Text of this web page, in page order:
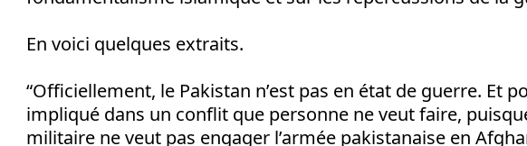
En voici quelques extraits.
“Officiellement, le Pakistan n’est pas en état de guerre. Et
impliqué dans un conflit que personne ne veut faire,
militaire ne veut pas engager l’armée pakistanaise en